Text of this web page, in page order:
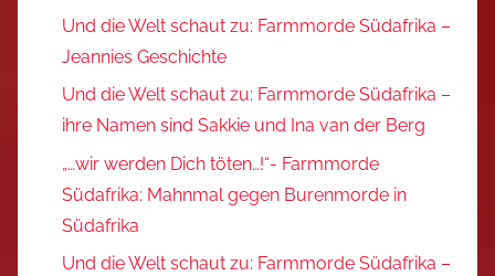
Und die Welt schaut zu: Farmmorde Südafrika –
Jeannies Geschichte
Und die Welt schaut zu: Farmmorde Südafrika –
ihre Namen sind Sakkie und Ina van der Berg
„…wir werden Dich töten…!“- Farmmorde
Südafrika: Mahnmal gegen Burenmorde in
Südafrika
Und die Welt schaut zu: Farmmorde Südafrika –